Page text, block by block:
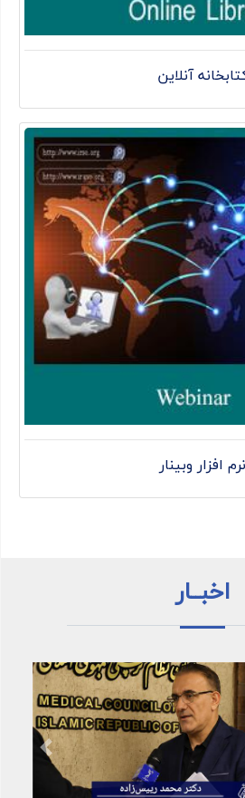
آنلاین
نرم افزار وبینار
اخبــار
Previous